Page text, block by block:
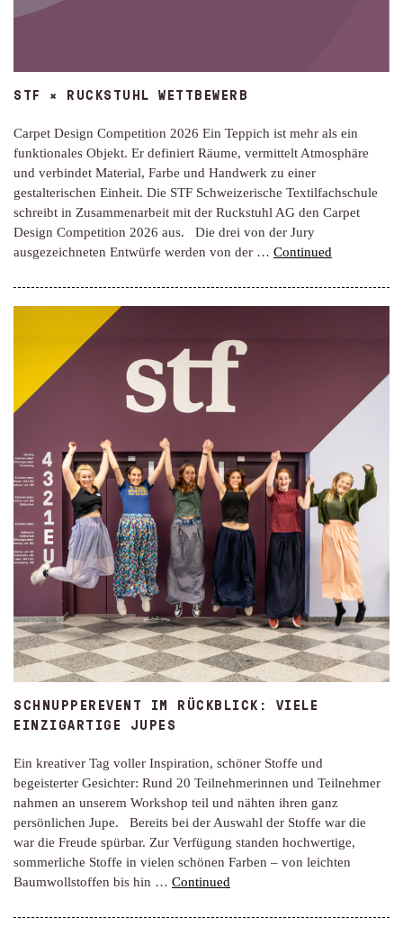
STF × RUCKSTUHL WETTBEWERB
Carpet Design Competition 2026 Ein Teppich ist mehr als ein
funktionales Objekt. Er definiert Räume, vermittelt Atmosphäre
und verbindet Material, Farbe und Handwerk zu einer
gestalterischen Einheit. Die STF Schweizerische Textilfachschule
schreibt in Zusammenarbeit mit der Ruckstuhl AG den Carpet
Design Competition 2026 aus. Die drei von der Jury
ausgezeichneten Entwürfe werden von der … Continued
SCHNUPPEREVENT IM RÜCKBLICK: VIELE
EINZIGARTIGE JUPES
Ein kreativer Tag voller Inspiration, schöner Stoffe und
begeisterter Gesichter: Rund 20 Teilnehmerinnen und Teilnehmer
nahmen an unserem Workshop teil und nähten ihren ganz
persönlichen Jupe. Bereits bei der Auswahl der Stoffe war die
war die Freude spürbar. Zur Verfügung standen hochwertige,
sommerliche Stoffe in vielen schönen Farben – von leichten
Baumwollstoffen bis hin … Continued